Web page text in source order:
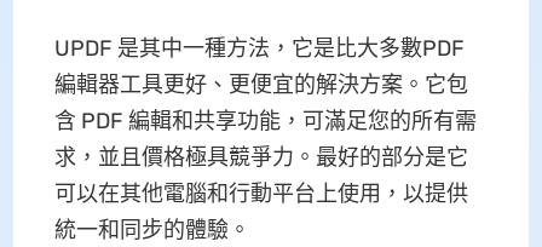
UPDF 是其中一種方法，它是比大多數PDF
編輯器工具更好、更便宜的解決方案。它包
含 PDF 編輯和共享功能，可滿足您的所有需
求，並且價格極具競爭力。最好的部分是它
可以在其他電腦和行動平台上使用，以提供
統一和同步的體驗。